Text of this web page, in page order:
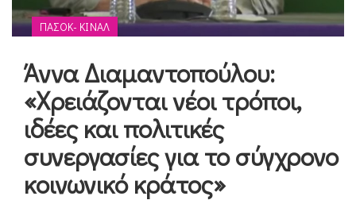
ΠΑΣΟΚ- ΚΙΝΑΛ
Άννα Διαμαντοπούλου:
«Χρειάζονται νέοι τρόποι,
ιδέες και πολιτικές
συνεργασίες για το σύγχρονο
κοινωνικό κράτος»